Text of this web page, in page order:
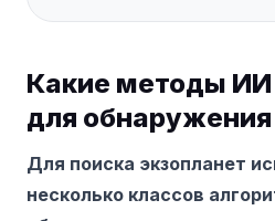
Какие методы
для обнаружения
Для поиска экзопланет
несколько классов